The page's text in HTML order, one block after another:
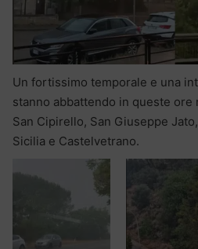
Un fortissimo temporale e una
stanno abbattendo in queste ore
San Cipirello, San Giuseppe
Sicilia e Castelvetrano.